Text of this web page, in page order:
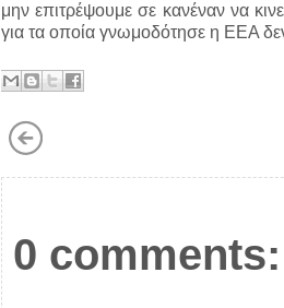
μην επιτρέψουμε σε κανέναν να
για τα οποία γνωμοδότησε η ΕΕΑ
0 comments: